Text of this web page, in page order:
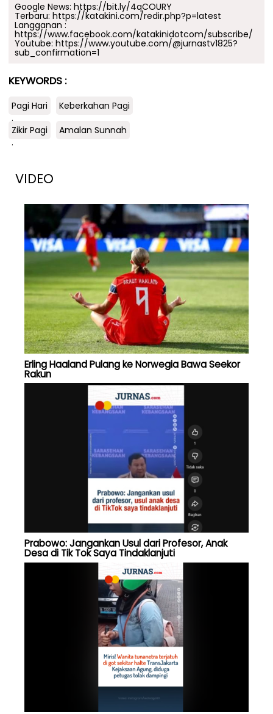
Google News: https://bit.ly/4qCOURY
Terbaru: https://katakini.com/redir.php?p=latest
Langganan :
https://www.facebook.com/katakinidotcom/subscribe/
Youtube: https://www.youtube.com/@jurnastv1825?
sub_confirmation=1
KEYWORDS :
Pagi Hari
Keberkahan Pagi
.
Zikir Pagi
Amalan Sunnah
.
VIDEO
Erling Haaland Pulang ke Norwegia Bawa Seekor
Rakun
Prabowo: Jangankan Usul dari Profesor, Anak
Desa di Tik Tok Saya Tindaklanjuti